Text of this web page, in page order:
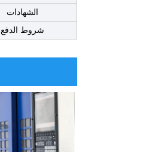
الشهادات
شروط الدفع